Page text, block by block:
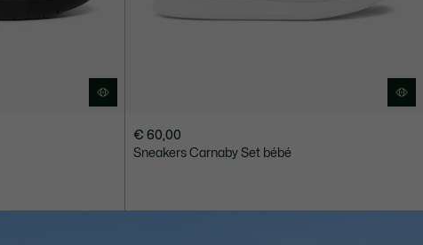
€ 60,00
Sneakers Carnaby Set bébé